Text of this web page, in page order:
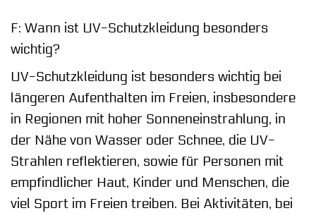
F: Wann ist UV-Schutzkleidung besonders
wichtig?
UV-Schutzkleidung ist besonders wichtig bei
längeren Aufenthalten im Freien, insbesondere
in Regionen mit hoher Sonneneinstrahlung, in
der Nähe von Wasser oder Schnee, die UV-
Strahlen reflektieren, sowie für Personen mit
empfindlicher Haut, Kinder und Menschen, die
viel Sport im Freien treiben. Bei Aktivitäten, bei